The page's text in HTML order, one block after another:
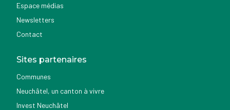
Espace médias
Newsletters
Contact
Sites partenaires
Communes
Neuchâtel, un canton à vivre
Invest Neuchâtel